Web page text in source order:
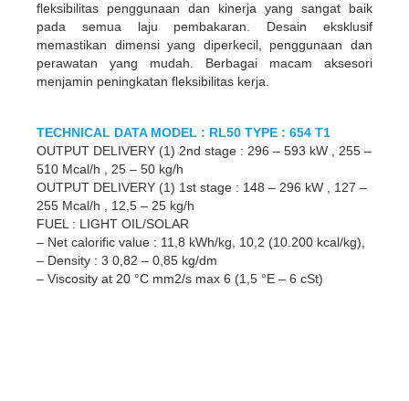
fleksibilitas penggunaan dan kinerja yang sangat baik
pada semua laju pembakaran. Desain eksklusif
memastikan dimensi yang diperkecil, penggunaan dan
perawatan yang mudah. ​​Berbagai macam aksesori
menjamin peningkatan fleksibilitas kerja.
TECHNICAL DATA MODEL : RL50 TYPE : 654 T1
OUTPUT DELIVERY (1) 2nd stage : 296 – 593 kW , 255 –
510 Mcal/h , 25 – 50 kg/h
OUTPUT DELIVERY (1) 1st stage : 148 – 296 kW , 127 –
255 Mcal/h , 12,5 – 25 kg/h
FUEL : LIGHT OIL/SOLAR
– Net calorific value : 11,8 kWh/kg, 10,2 (10.200 kcal/kg),
– Density : 3 0,82 – 0,85 kg/dm
– Viscosity at 20 °C mm2/s max 6 (1,5 °E – 6 cSt)